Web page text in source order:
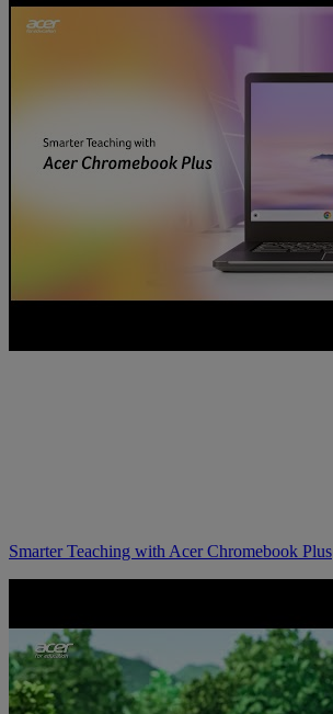
Smarter Teaching with Acer Chromebook Plus